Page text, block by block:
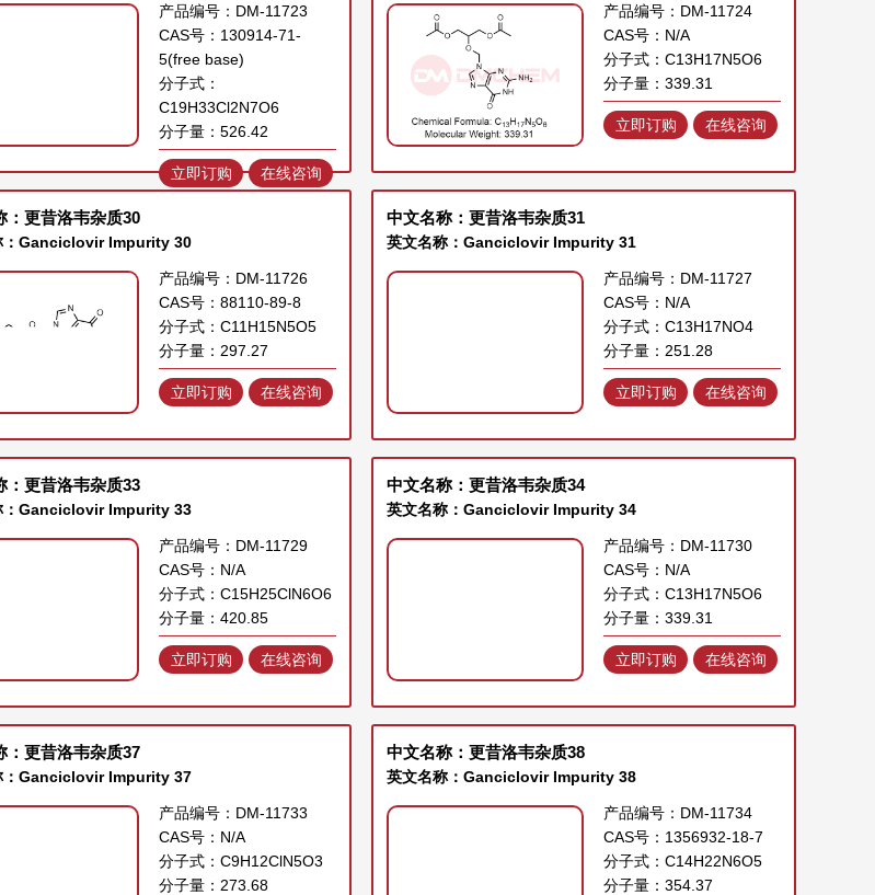
产品编号：DM-11723
CAS号：130914-71-
5(free base)
分子式：
C19H33Cl2N7O6
分子量：526.42
立即订购 在线咨询
产品编号：DM-11724
CAS号：N/A
分子式：C13H17N5O6
分子量：339.31
立即订购 在线咨询
：更昔洛韦杂质30
：Ganciclovir Impurity 30
产品编号：DM-11726
CAS号：88110-89-8
分子式：C11H15N5O5
分子量：297.27
立即订购 在线咨询
中文名称：更昔洛韦杂质31
英文名称：Ganciclovir Impurity 31
产品编号：DM-11727
CAS号：N/A
分子式：C13H17NO4
分子量：251.28
立即订购 在线咨询
：更昔洛韦杂质33
：Ganciclovir Impurity 33
产品编号：DM-11729
CAS号：N/A
分子式：C15H25ClN6O6
分子量：420.85
立即订购 在线咨询
中文名称：更昔洛韦杂质34
英文名称：Ganciclovir Impurity 34
产品编号：DM-11730
CAS号：N/A
分子式：C13H17N5O6
分子量：339.31
立即订购 在线咨询
：更昔洛韦杂质37
：Ganciclovir Impurity 37
产品编号：DM-11733
CAS号：N/A
分子式：C9H12ClN5O3
分子量：273.68
中文名称：更昔洛韦杂质38
英文名称：Ganciclovir Impurity 38
产品编号：DM-11734
CAS号：1356932-18-7
分子式：C14H22N6O5
分子量：354.37